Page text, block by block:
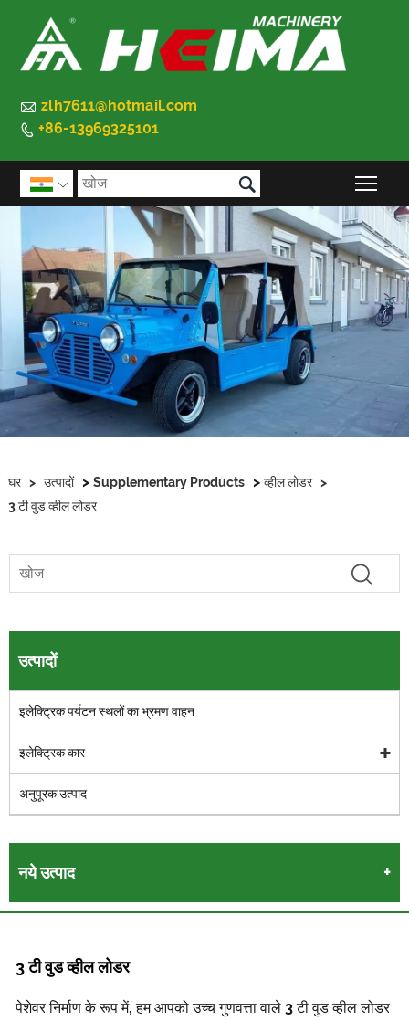
 zlh7611@hotmail.com
 +86-13969325101
 
घर > उत्पादों > Supplementary Products > व्हील लोडर >
3 टी वुड व्हील लोडर
उत्पादों
इलेक्ट्रिक पर्यटन स्थलों का भ्रमण वाहन
इलेक्ट्रिक कार
अनुपूरक उत्पाद
नये उत्पाद
3 टी वुड व्हील लोडर
पेशेवर निर्माण के रूप में, हम आपको उच्च गुणवत्ता वाले 3 टी वुड व्हील लोडर